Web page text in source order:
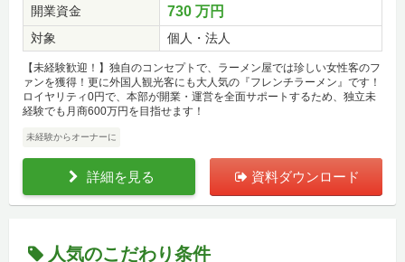
開業資金
730 万円
対象 個人・法人
【未経験歓迎！】独自のコンセプトで、ラーメン屋では珍しい女性客のフ
ァンを獲得！更に外国人観光客にも大人気の『フレンチラーメン』です！
ロイヤリティ0円で、本部が開業・運営を全面サポートするため、独立未
経験でも月商600万円を目指せます！
未経験からオーナーに
詳細を見る 資料ダウンロード
人気のこだわり条件